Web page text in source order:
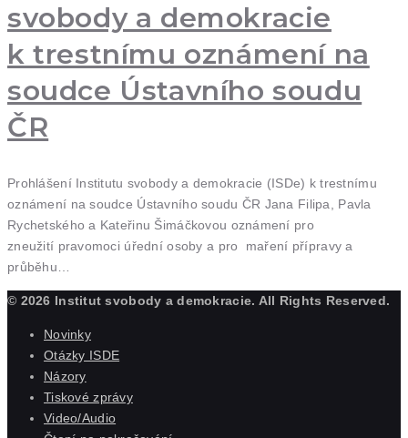
svobody a demokracie
k trestnímu oznámení na
soudce Ústavního soudu
ČR
Prohlášení Institutu svobody a demokracie (ISDe) k trestnímu
oznámení na soudce Ústavního soudu ČR Jana Filipa, Pavla
Rychetského a Kateřinu Šimáčkovou oznámení pro
zneužití pravomoci úřední osoby a pro maření přípravy a
průběhu…
© 2026 Institut svobody a demokracie. All Rights Reserved.
Novinky
Otázky ISDE
Názory
Tiskové zprávy
Video/Audio